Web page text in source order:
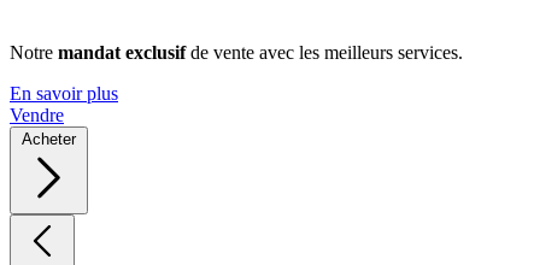
Notre mandat exclusifde vente avec les meilleurs services.
En savoir plus
Vendre
Acheter